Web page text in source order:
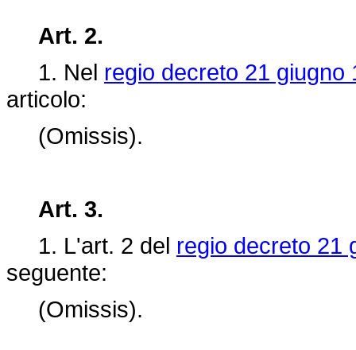
Art. 2.
1. Nel regio decreto 21 giugno
articolo:
(Omissis).
Art. 3.
1. L'art. 2 del regio decreto 21
seguente:
(Omissis).